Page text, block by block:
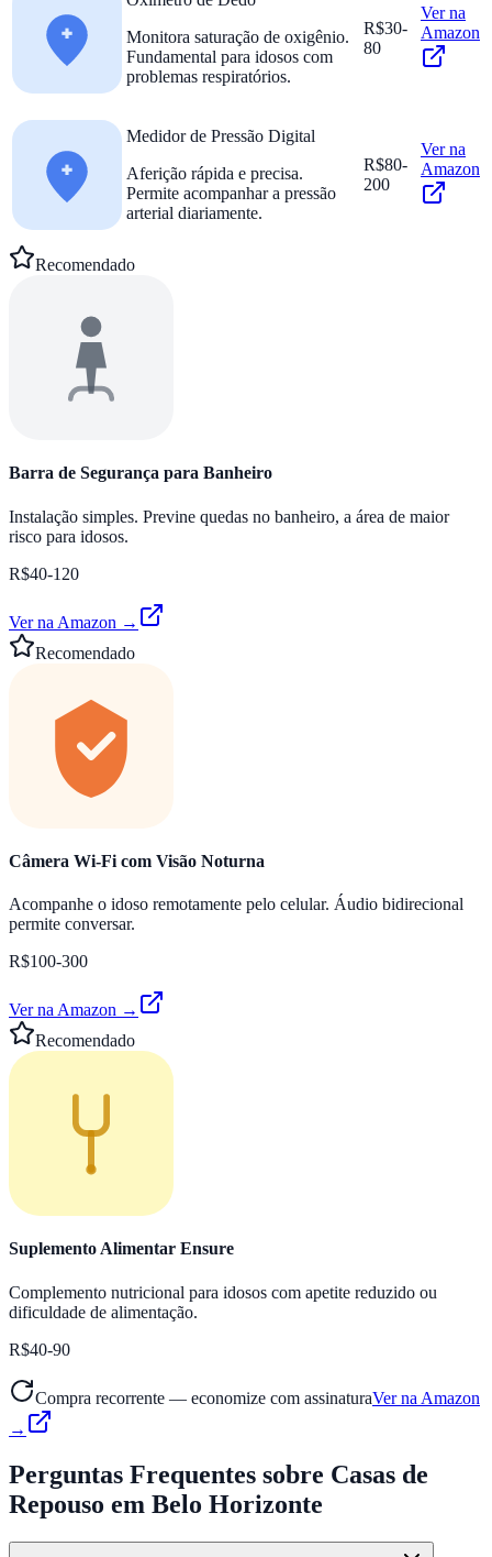
Monitora saturação de oxigênio.
Fundamental para idosos com
problemas respiratórios.
R$30-
80
Ver na
Amazon
Medidor de Pressão Digital
Aferição rápida e precisa.
Permite acompanhar a pressão
arterial diariamente.
R$80-
200
Ver na
Amazon
Recomendado
Barra de Segurança para Banheiro
Instalação simples. Previne quedas no banheiro, a área de maior
risco para idosos.
R$40-120
Ver na Amazon →
Recomendado
Câmera Wi-Fi com Visão Noturna
Acompanhe o idoso remotamente pelo celular. Áudio bidirecional
permite conversar.
R$100-300
Ver na Amazon →
Recomendado
Suplemento Alimentar Ensure
Complemento nutricional para idosos com apetite reduzido ou
dificuldade de alimentação.
R$40-90
Compra recorrente — economize com assinaturaVer na Amazon
→
Perguntas Frequentes sobre Casas de
Repouso em Belo Horizonte